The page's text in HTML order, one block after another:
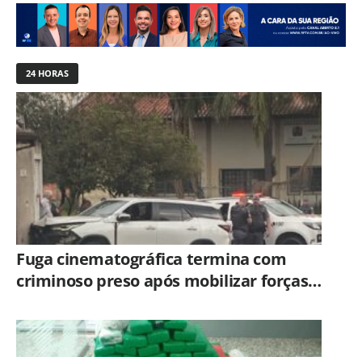
24 HORAS
Fuga cinematográfica termina com
criminoso preso após mobilizar forças